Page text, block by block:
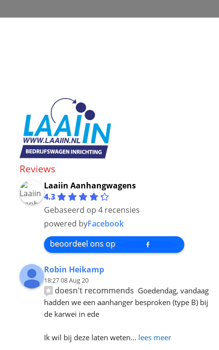
Reviews
Laaiin Aanhangwagens
4.3
Gebaseerd op 4 recensies
powered byFacebook
beoordeel ons op
Robin Heikamp
18:27 08 Aug 20
doesn't recommends Goedendag, vandaag
hadden we een aanhanger besproken (type B) bij
de karwei in ede
Ik wil bij deze laten weten... lees meer